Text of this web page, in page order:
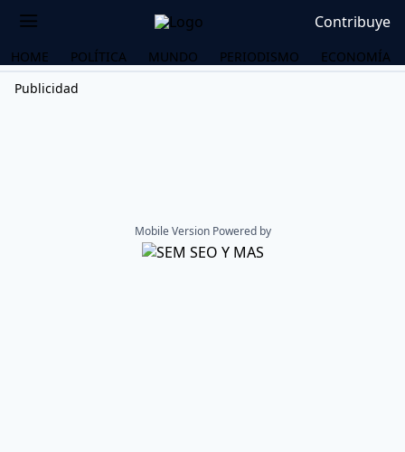
Contribuye
HOME POLÍTICA MUNDO PERIODISMO
ECONOMÍA
Publicidad
Mobile Version Powered by